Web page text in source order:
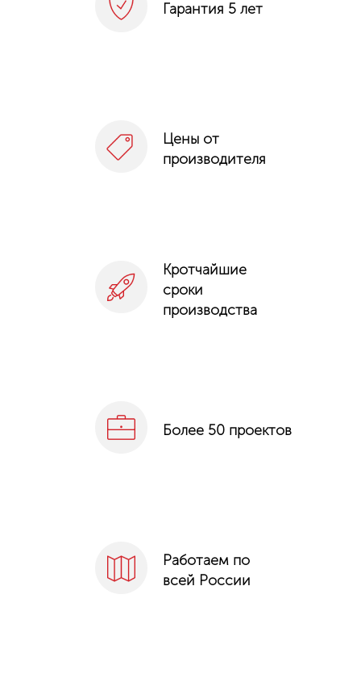
Гарантия 5 лет
Цены от
производителя
Кротчайшие
сроки
производства
Более 50 проектов
Работаем по
всей России